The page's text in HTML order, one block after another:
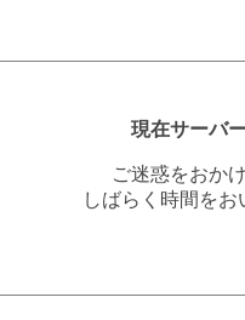
現在サーバ
ご迷惑をおか
しばらく時間を